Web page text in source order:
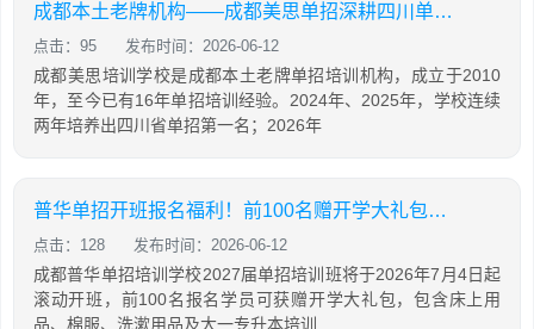
成都本土老牌机构——成都美思单招深耕四川单招16年，助力学生录取公办院校！
点击：95 发布时间：2026-06-12
成都美思培训学校是成都本土老牌单招培训机构，成立于2010
年，至今已有16年单招培训经验。2024年、2025年，学校连续
两年培养出四川省单招第一名；2026年
普华单招开班报名福利！前100名赠开学大礼包，含床上用品，棉服，先到先得！
点击：128 发布时间：2026-06-12
成都普华单招培训学校2027届单招培训班将于2026年7月4日起
滚动开班，前100名报名学员可获赠开学大礼包，包含床上用
品、棉服、洗漱用品及大一专升本培训